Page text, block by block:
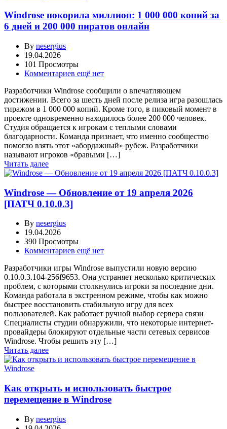
Windrose покорила миллион: 1 000 000 копий за
6 дней и 200 000 пиратов онлайн
By nesergius
19.04.2026
101 Просмотры
Комментариев ещё нет
Разработчики Windrose сообщили о впечатляющем
достижении. Всего за шесть дней после релиза игра разошлась
тиражом в 1 000 000 копий. Кроме того, в пиковый момент в
проекте одновременно находилось более 200 000 человек.
Студия обращается к игрокам с теплыми словами
благодарности. Команда признает, что именно сообщество
помогло взять этот «абордажный» рубеж. Разработчики
называют игроков «бравыми […]
Читать далее
Windrose — Обновление от 19 апреля 2026
[ПАТЧ 0.10.0.3]
By nesergius
19.04.2026
390 Просмотры
Комментариев ещё нет
Разработчики игры Windrose выпустили новую версию
0.10.0.3.104-256f9653. Она устраняет несколько критических
проблем, с которыми столкнулись игроки за последние дни.
Команда работала в экстренном режиме, чтобы как можно
быстрее восстановить стабильную игру для всех
пользователей. Как работает ручной выбор сервера связи
Специалисты студии обнаружили, что некоторые интернет-
провайдеры блокируют отдельные части сетевых сервисов
Windrose. Чтобы решить эту […]
Читать далее
Как открыть и использовать быстрое
перемещение в Windrose
By nesergius